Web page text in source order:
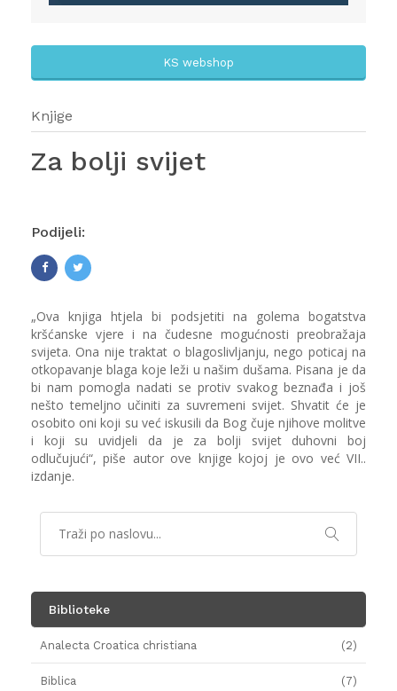
KS webshop
Knjige
Za bolji svijet
Podijeli:
„Ova knjiga htjela bi podsjetiti na golema bogatstva
kršćanske vjere i na čudesne mogućnosti preobražaja
svijeta. Ona nije traktat o blagoslivljanju, nego poticaj na
otkopavanje blaga koje leži u našim dušama. Pisana je da
bi nam pomogla nadati se protiv svakog beznađa i još
nešto temeljno učiniti za suvremeni svijet. Shvatit će je
osobito oni koji su već iskusili da Bog čuje njihove molitve
i koji su uvidjeli da je za bolji svijet duhovni boj
odlučujući“, piše autor ove knjige kojoj je ovo već VII..
izdanje.
Biblioteke
Analecta Croatica christiana (2)
Biblica (7)